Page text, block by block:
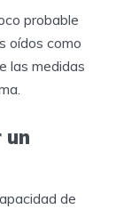
probable
oídos como
las medidas
un
de